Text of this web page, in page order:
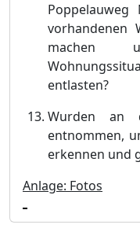
vorhandenen
machen
entlasten?
Wurden an
entnommen,
erkennen und
Anlage: Fotos